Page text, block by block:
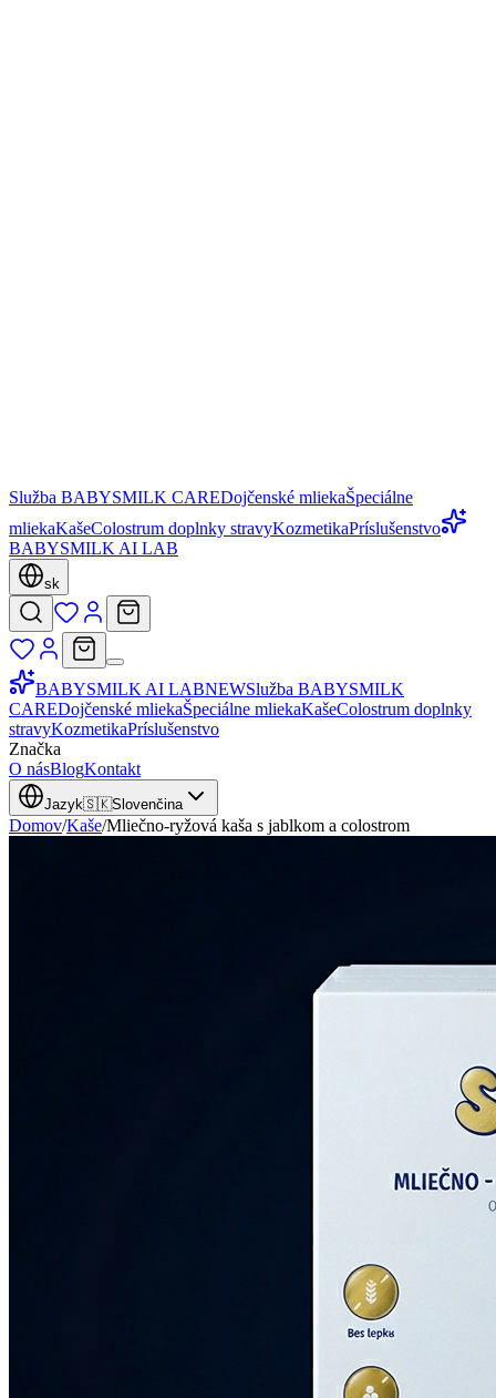
Služba BABYSMILK CAREDojčenské mliekaŠpeciálne
mliekaKašeColostrum doplnky stravyKozmetikaPríslušenstvo
BABYSMILK AI LAB
sk
BABYSMILK AI LABNEWSlužba BABYSMILK
CAREDojčenské mliekaŠpeciálne mliekaKašeColostrum doplnky
stravyKozmetikaPríslušenstvo
Značka
O násBlogKontakt
Jazyk🇸🇰Slovenčina
Domov/Kaše/Mliečno-ryžová kaša s jablkom a colostrom